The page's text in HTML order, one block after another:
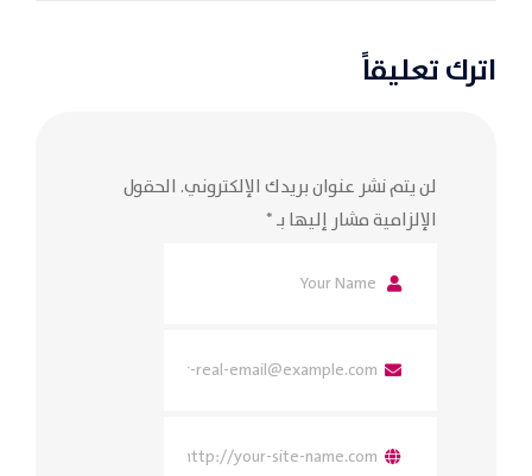
اترك تعليقاً
لن يتم نشر عنوان بريدك الإلكتروني. الحقول
الإلزامية مشار إليها بـ*